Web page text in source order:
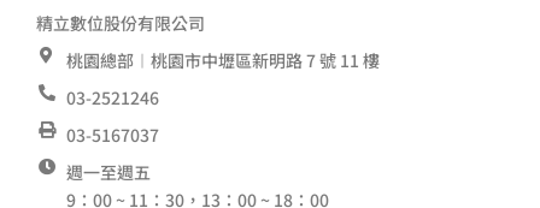
精立數位股份有限公司
桃園總部︱桃園市中壢區新明路 7 號 11 樓
03-2521246
03-5167037
週一至週五
9：00 ~ 11：30，13：00 ~ 18：00